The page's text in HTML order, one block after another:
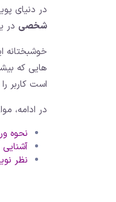
در دنیای
شخصی در
خوشبختانه
هایی که
است کاربر
در ادامه،
نحوه
نظر